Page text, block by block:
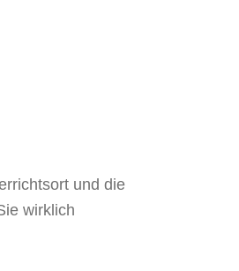
und die
wirklich